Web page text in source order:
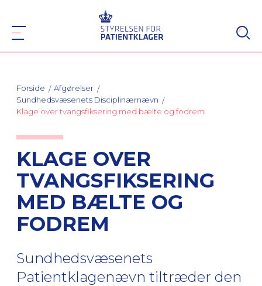
Forside
Afgørelser
Sundhedsvæsenets Disciplinærnævn
Klage over tvangsfiksering med bælte og fodrem
KLAGE OVER
TVANGSFIKSERING
MED BÆLTE OG
FODREM
Sundhedsvæsenets
Patientklagenævn tiltræder den